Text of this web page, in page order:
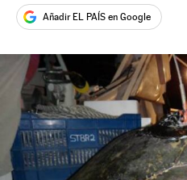
Añadir EL PAÍS en Google